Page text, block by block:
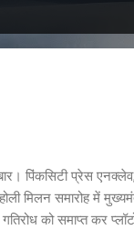
पिंकसिटी प्रेस
मिलन समारोह में
गतिरोध को समाप्‍त कर